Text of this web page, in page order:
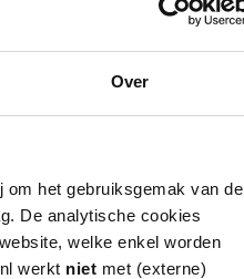
Over
het gebruiksgemak van de
De analytische cookies
welke enkel worden
werkt niet met (externe)